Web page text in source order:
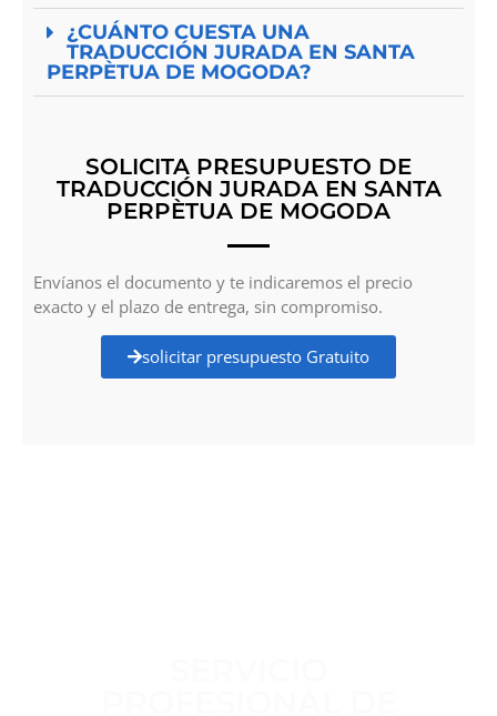
¿CUÁNTO CUESTA UNA
TRADUCCIÓN JURADA EN SANTA
PERPÈTUA DE MOGODA?
SOLICITA PRESUPUESTO DE
TRADUCCIÓN JURADA EN SANTA
PERPÈTUA DE MOGODA
Envíanos el documento y te indicaremos el precio
exacto y el plazo de entrega, sin compromiso.
solicitar presupuesto Gratuito